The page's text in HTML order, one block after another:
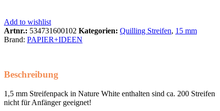
Add to wishlist
Artnr.: 534731600102 Kategorien: Quilling Streifen, 15 mm
Brand: PAPIER+IDEEN
Beschreibung
1,5 mm Streifenpack in Nature White enthalten sind ca. 200 Streifen
nicht für Anfänger geeignet!